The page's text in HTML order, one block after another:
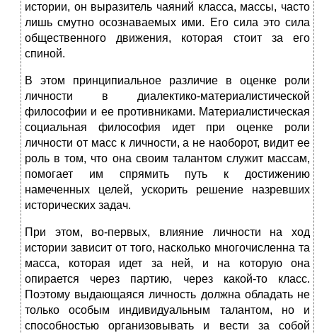
истории, он выразитель чаяний класса, массы, часто
лишь смутно осознаваемых ими. Его сила это сила
общественного движения, которая стоит за его
спиной.
В этом принципиальное различие в оценке роли
личности в диалектико-материалистической
философии и ее противниками. Материалистическая
социальная философия идет при оценке роли
личности от масс к личности, а не наоборот, видит ее
роль в том, что она своим талантом служит массам,
помогает им спрямить путь к достижению
намеченных целей, ускорить решение назревших
исторических задач.
При этом, во-первых, влияние личности на ход
истории зависит от того, насколько многочисленна та
масса, которая идет за ней, и на которую она
опирается через партию, через какой-то класс.
Поэтому выдающаяся личность должна обладать не
только особым индивидуальным талантом, но и
способностью организовывать и вести за собой